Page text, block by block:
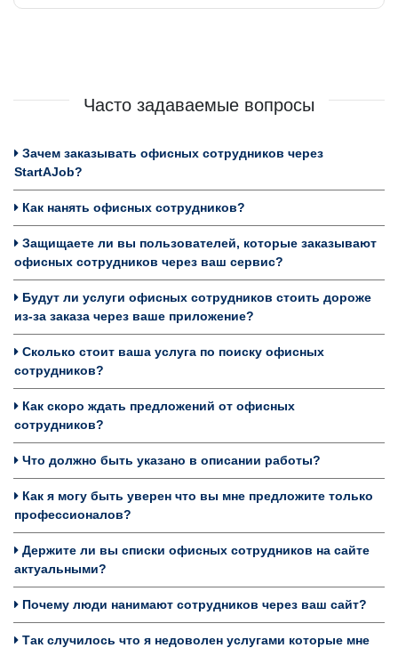
Часто задаваемые вопросы
Зачем заказывать офисных сотрудников через
StartAJob?
Как нанять офисных сотрудников?
Защищаете ли вы пользователей, которые заказывают
офисных сотрудников через ваш сервис?
Будут ли услуги офисных сотрудников стоить дороже
из-за заказа через ваше приложение?
Сколько стоит ваша услуга по поиску офисных
сотрудников?
Как скоро ждать предложений от офисных
сотрудников?
Что должно быть указано в описании работы?
Как я могу быть уверен что вы мне предложите только
профессионалов?
Держите ли вы списки офисных сотрудников на сайте
актуальными?
Почему люди нанимают сотрудников через ваш сайт?
Так случилось что я недоволен услугами которые мне